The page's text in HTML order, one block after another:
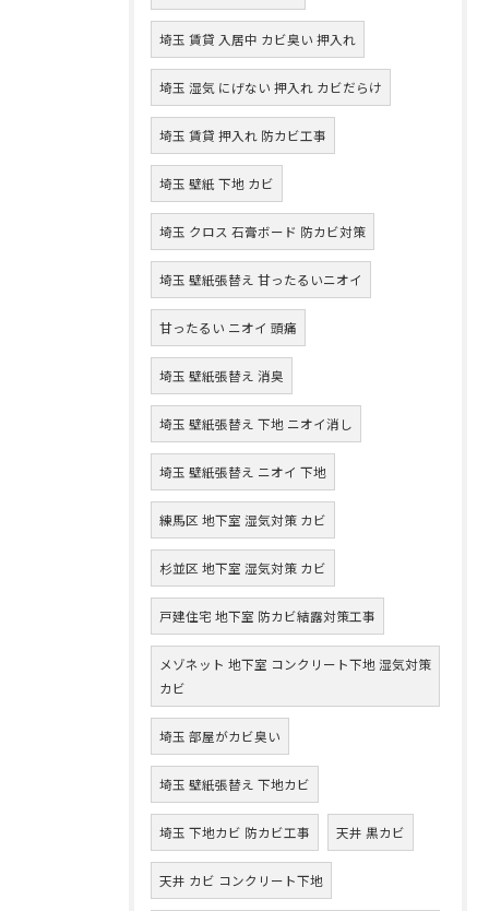
埼玉 賃貸 入居中 カビ臭い 押入れ
埼玉 湿気 にげない 押入れ カビだらけ
埼玉 賃貸 押入れ 防カビ工事
埼玉 壁紙 下地 カビ
埼玉 クロス 石膏ボード 防カビ対策
埼玉 壁紙張替え 甘ったるいニオイ
甘ったるい ニオイ 頭痛
埼玉 壁紙張替え 消臭
埼玉 壁紙張替え 下地 ニオイ消し
埼玉 壁紙張替え ニオイ 下地
練馬区 地下室 湿気対策 カビ
杉並区 地下室 湿気対策 カビ
戸建住宅 地下室 防カビ結露対策工事
メゾネット 地下室 コンクリート下地 湿気対策
カビ
埼玉 部屋がカビ臭い
埼玉 壁紙張替え 下地カビ
埼玉 下地カビ 防カビ工事 天井 黒カビ
天井 カビ コンクリート下地